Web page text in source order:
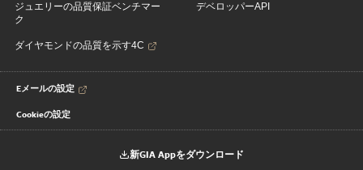
ジュエリーの品質保証ベンチマー
ク
ダイヤモンドの品質を示す4C
デベロッパーAPI
Eメールの設定
Cookieの設定
新GIA Appをダウンロード